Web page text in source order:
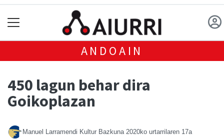
ANDOAIN
450 lagun behar dira
Goikoplazan
Manuel Larramendi Kultur Bazkuna 2020ko urtarrilaren 17a